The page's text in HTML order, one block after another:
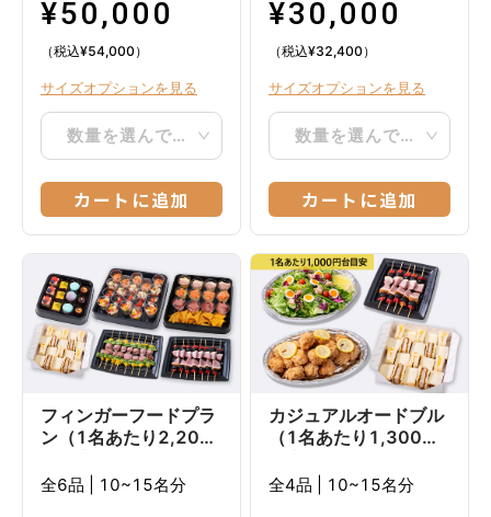
¥50,000
（税込¥54,000）
サイズオプションを見る
数量を選んでください
カートに追加
¥30,000
（税込¥32,400）
サイズオプションを見る
数量を選んでください
カートに追加
フィンガーフードプラ
ン（1名あたり2,200
全6品 10~15名分
カジュアルオードブル
（1名あたり1,300円
全4品 10~15名分